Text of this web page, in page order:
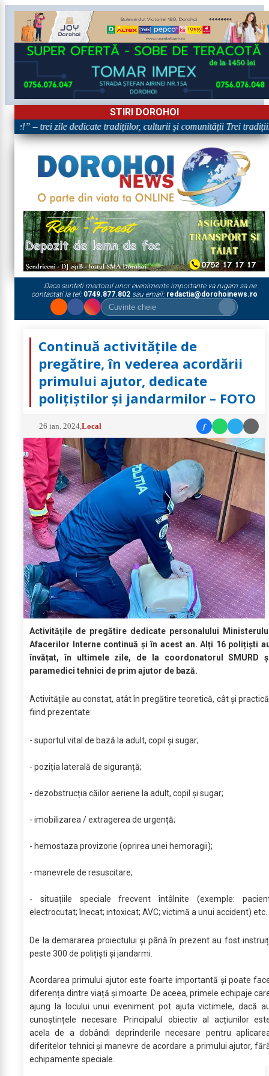
STIRI DOROHOI
– trei zile dedicate tradițiilor, culturii și comunității Trei tradiții.
Daca sunteti martorul unor evenimente importante va rugam sa ne
contactati la tel: 0749.877.802sau email: redactia@dorohoinews.ro
Continuă activitățile de
pregătire, în vederea acordării
primului ajutor, dedicate
polițiștilor și jandarmilor – FOTO
26 ian. 2024 ,Local f
Activitățile de pregătire dedicate personalului
Afacerilor Interne continuă și în acest an. Alți 16 polițiști
învățat, în ultimele zile, de la coordonatorul SMURD
paramedici tehnici de prim ajutor de bază.
Activitățile au constat, atât în pregătire teoretică, cât și
fiind prezentate:
- suportul vital de bază la adult, copil și sugar;
- poziția laterală de siguranță;
- dezobstrucția căilor aeriene la adult, copil și sugar;
- imobilizarea / extragerea de urgență;
- hemostaza provizorie (oprirea unei hemoragii);
- manevrele de resuscitare;
- situațiile speciale frecvent întâlnite (exemple:
electrocutat; înecat; intoxicat; AVC; victimă a unui accident) etc.
De la demararea proiectului și până în prezent au fost
peste 300 de polițiști și jandarmi.
Acordarea primului ajutor este foarte importantă și poate
diferența dintre viață și moarte. De aceea, primele echipaje
ajung la locului unui eveniment pot ajuta victimele, dacă
cunoștințele necesare. Principalul obiectiv al acțiunilor
acela de a dobândi deprinderile necesare pentru
diferitelor tehnici și manevre de acordare a primului ajutor,
echipamente speciale.